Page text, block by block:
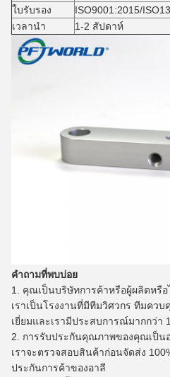
ใบรับรอง
ISO9001:2015/
เวลานำ
1-2 สัปดาห์
คำถามที่พบบ่อย
1. คุณเป็นบริษัทการค้าหรือผู้ผลิตหรือ
เราเป็นโรงงานที่มีทีมวิศวกร ทีมคว
เยี่ยมและเรามีประสบการณ์มากกว่า
2. การรับประกันคุณภาพของคุณเป็น
เราจะตรวจสอบสินค้าก่อนจัดส่ง
ประกันการค้าของอาลี